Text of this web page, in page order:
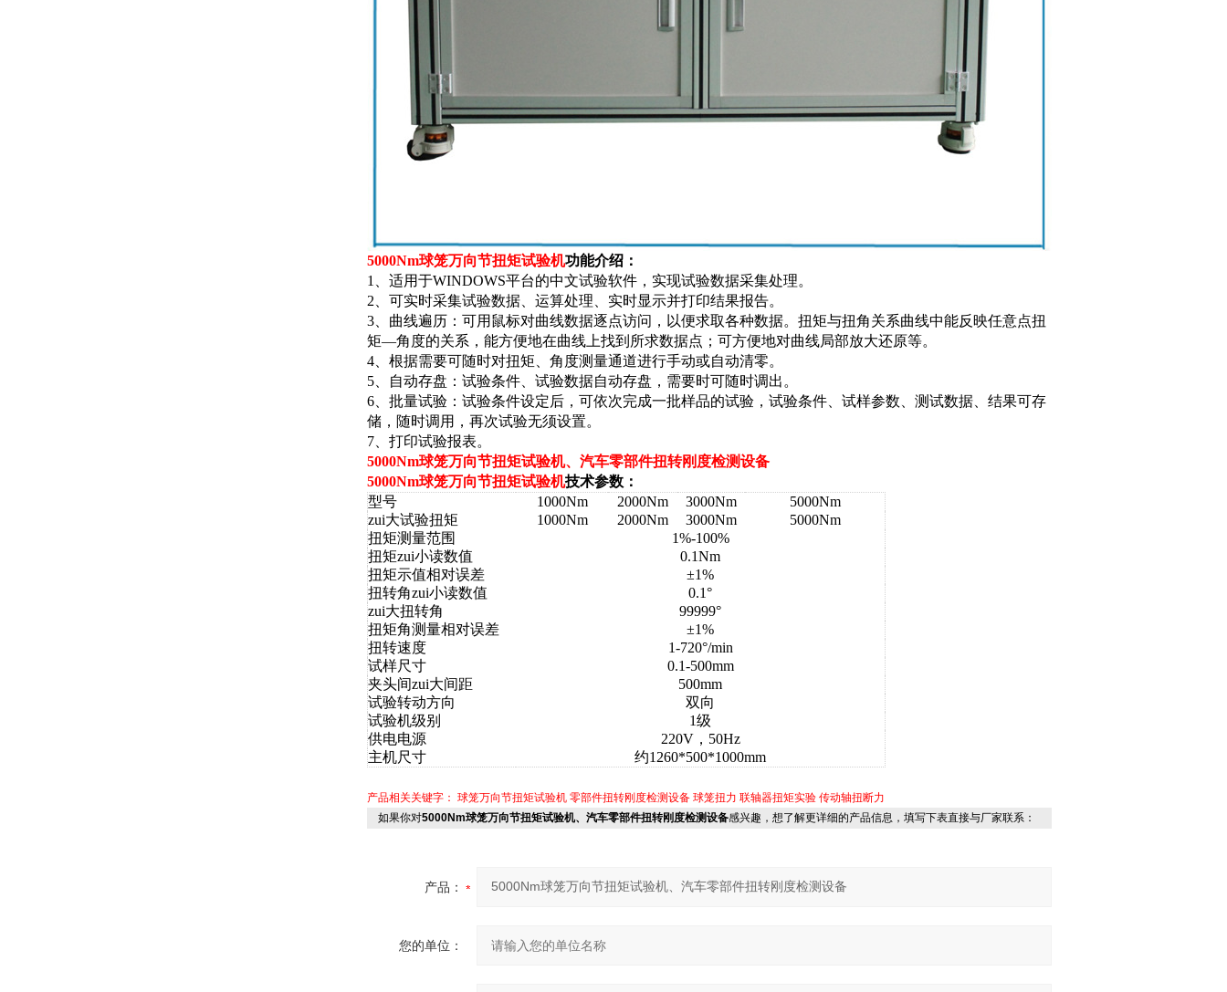
5000Nm球笼万向节扭矩试验机功能介绍：
1、适用于WINDOWS平台的中文试验软件，实现试验数据采集处理。
2、可实时采集试验数据、运算处理、实时显示并打印结果报告。
3、曲线遍历：可用鼠标对曲线数据逐点访问，以便求取各种数据。扭矩与扭角关系曲线中能反映任意点扭
矩—角度的关系，能方便地在曲线上找到所求数据点；可方便地对曲线局部放大还原等。
4、根据需要可随时对扭矩、角度测量通道进行手动或自动清零。
5、自动存盘：试验条件、试验数据自动存盘，需要时可随时调出。
6、批量试验：试验条件设定后，可依次完成一批样品的试验，试验条件、试样参数、测试数据、结果可存
储，随时调用，再次试验无须设置。
7、打印试验报表。
5000Nm球笼万向节扭矩试验机、汽车零部件扭转刚度检测设备
5000Nm球笼万向节扭矩试验机技术参数：
型号
1000Nm 2000Nm 3000Nm
5000Nm
zui大试验扭矩
1000Nm 2000Nm 3000Nm
5000Nm
扭矩测量范围
1%-100%
扭矩zui小读数值
0.1Nm
扭矩示值相对误差
±1%
扭转角zui小读数值
0.1°
zui大扭转角
99999°
扭矩角测量相对误差
±1%
扭转速度
1-720°/min
试样尺寸
0.1-500mm
夹头间zui大间距
500mm
试验转动方向
双向
试验机级别
1级
供电电源
220V，50Hz
主机尺寸
约1260*500*1000mm
产品相关关键字： 球笼万向节扭矩试验机 零部件扭转刚度检测设备 球笼扭力 联轴器扭矩实验 传动轴扭断力
如果你对5000Nm球笼万向节扭矩试验机、汽车零部件扭转刚度检测设备感兴趣，想了解更详细的产品信息，填写下表直接与厂家联系：
产品：
您的单位：